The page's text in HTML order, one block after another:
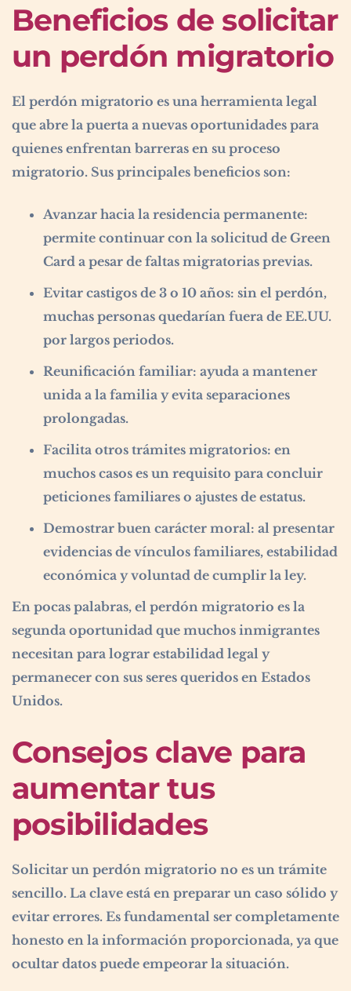
Beneficios de solicitar
un perdón migratorio
El perdón migratorio es una herramienta legal
que abre la puerta a nuevas oportunidades para
quienes enfrentan barreras en su proceso
migratorio. Sus principales beneficios son:
Avanzar hacia la residencia permanente:
permite continuar con la solicitud de Green
Card a pesar de faltas migratorias previas.
Evitar castigos de 3 o 10 años: sin el perdón,
muchas personas quedarían fuera de EE.UU.
por largos periodos.
Reunificación familiar: ayuda a mantener
unida a la familia y evita separaciones
prolongadas.
Facilita otros trámites migratorios: en
muchos casos es un requisito para concluir
peticiones familiares o ajustes de estatus.
Demostrar buen carácter moral: al presentar
evidencias de vínculos familiares, estabilidad
económica y voluntad de cumplir la ley.
En pocas palabras, el perdón migratorio es la
segunda oportunidad que muchos inmigrantes
necesitan para lograr estabilidad legal y
permanecer con sus seres queridos en Estados
Unidos.
Consejos clave para
aumentar tus
posibilidades
Solicitar un perdón migratorio no es un trámite
sencillo. La clave está en preparar un caso sólido y
evitar errores. Es fundamental ser completamente
honesto en la información proporcionada, ya que
ocultar datos puede empeorar la situación.